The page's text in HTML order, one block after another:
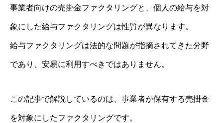
事業者向けの売掛金ファクタリングと、個人の給与を対
象にした給与ファクタリングは性質が異なります。
給与ファクタリングは法的な問題が指摘されてきた分野
であり、安易に利用すべきではありません。
この記事で解説しているのは、事業者が保有する売掛金
を対象にしたファクタリングです。